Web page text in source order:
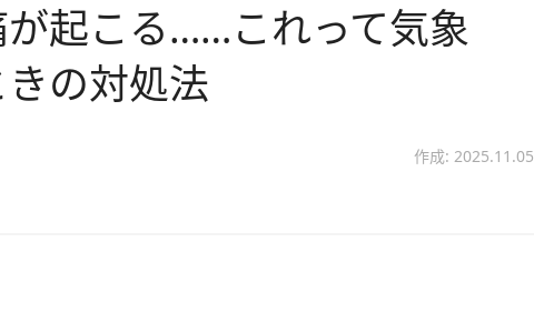
起こる……これって気象
の対処法
作成: 2025.11.05